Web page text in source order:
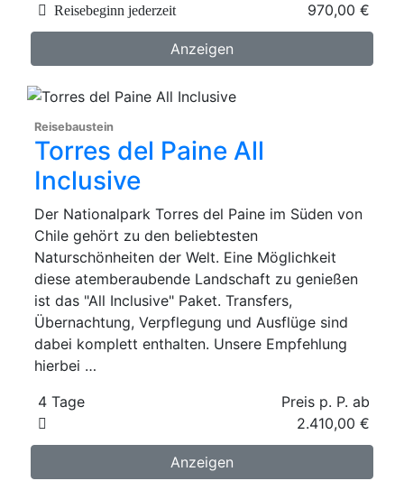
970,00 €
Reisebeginn jederzeit
Anzeigen
Reisebaustein
Torres del Paine All
Inclusive
Der Nationalpark Torres del Paine im Süden von
Chile gehört zu den beliebtesten
Naturschönheiten der Welt. Eine Möglichkeit
diese atemberaubende Landschaft zu genießen
ist das "All Inclusive" Paket. Transfers,
Übernachtung, Verpflegung und Ausflüge sind
dabei komplett enthalten. Unsere Empfehlung
hierbei …
4 Tage
Preis p. P. ab
2.410,00 €
Anzeigen